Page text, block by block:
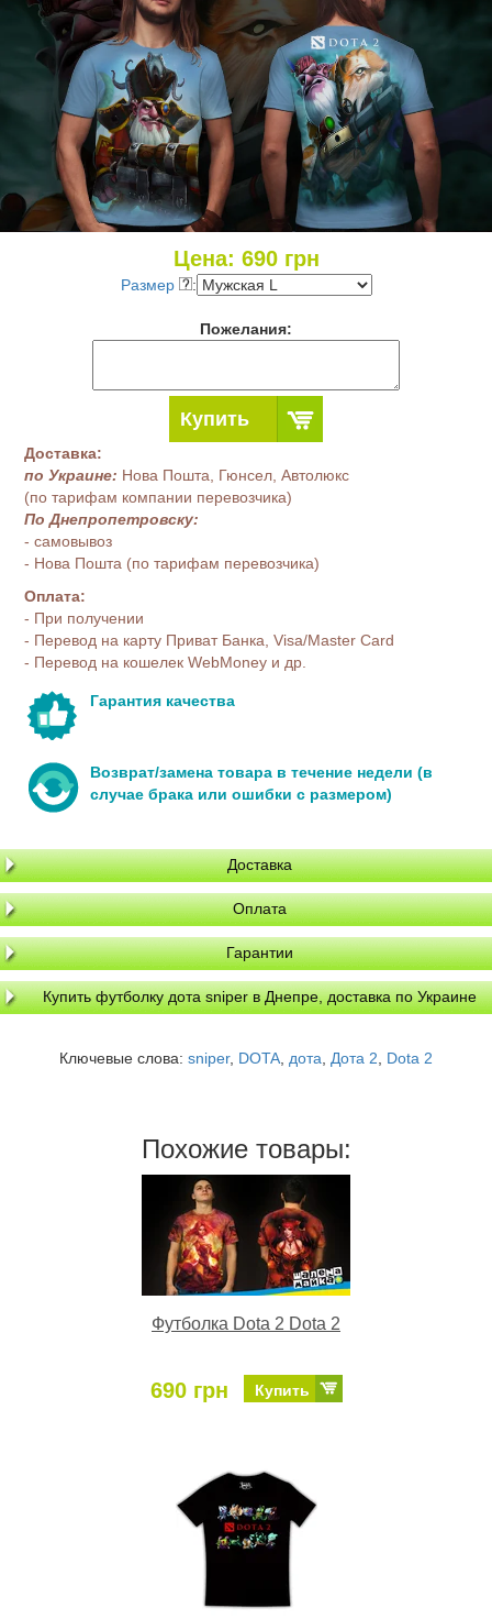
Цена: 690грн
Размер :
Пожелания:
Купить
Доставка:
по Украине: Нова Пошта, Гюнсел, Автолюкс
(по тарифам компании перевозчика)
По Днепропетровску:
- самовывоз
- Нова Пошта (по тарифам перевозчика)
Оплата:
- При получении
- Перевод на карту Приват Банка, Visa/Master Card
- Перевод на кошелек WebMoney и др.
Гарантия качества
Возврат/замена товара в течение недели (в
случае брака или ошибки с размером)
Доставка
Оплата
Гарантии
Купить футболку дота sniper в Днепре, доставка по Украине
Ключевые слова: sniper, DOTA дота Дота 2 Dota 2
Похожие товары:
Футболка Dota 2 Dota 2
690 грн Купить